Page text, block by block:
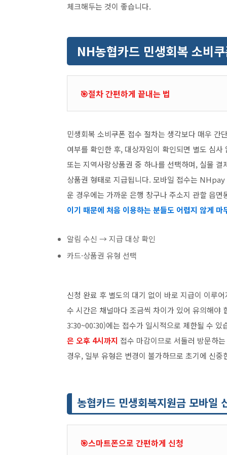
체크해두는 것이 좋습니다.
NH농협카드 민생회복 소비
🎯절차 간편하게 끝내는 법
민생회복 소비쿠폰 접수 절차는 생각보다 매우 간
여부를 확인한 후, 대상자임이 확인되면 별도 심
또는 지역사랑상품권 중 하나를 선택하며, 실물
상품권 형태로 지급됩니다. 모바일 접수는
운 경우에는 가까운 은행 창구나 주소지 관할 읍
이기 때문에 처음 이용하는 분들도 어렵지 않게 마
알림 수신 → 지급 대상 확인
카드·상품권 유형 선택
신청 완료 후 별도의 대기 없이 바로 지급이 이루
수 시간은 채널마다 조금씩 차이가 있어 유의해야
3:30~00:30)에는 접수가 일시적으로 제한될 수
은 오후 4시까지 접수 마감이므로 서둘러 방문하
경우, 일부 유형은 변경이 불가하므로 초기에 신중
농협카드 민생회복지원금 모바일
🎯스마트폰으로 간편하게 신청